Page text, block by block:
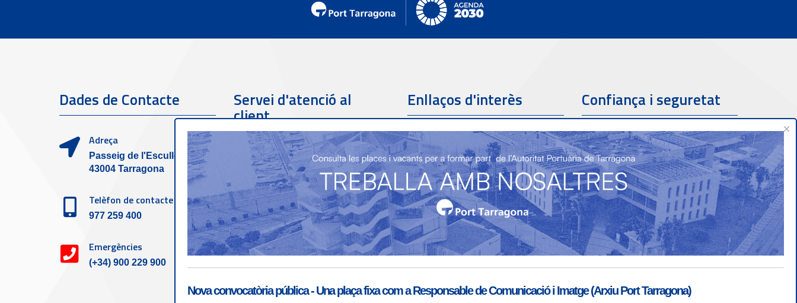
Dades de Contacte
Adreça
Passeig de l'Escullera s/n,
43004 Tarragona
Telèfon de contacte
977 259 400
Emergències
(+34) 900 229 900
Servei d'atenció al
client
Telèfon de contacte
977 259 462
Email de contacte
sac@porttarragona.cat
Informació SAC
Accès a SAC ( Servei
Enllaços d'interès
Partners
Confiança i seguretat
×
Nova convocatòria pública - Una plaça fixa com a Responsable de Comunicació i Imatge (Arxiu Port Tarragona)